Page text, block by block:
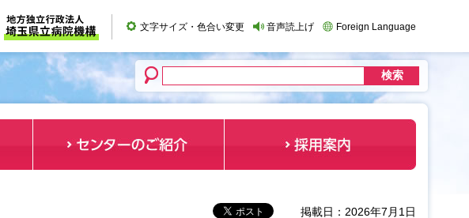
文字サイズ・色合い変更 音声読上げ Foreign Language
掲載日：2026年7月1日